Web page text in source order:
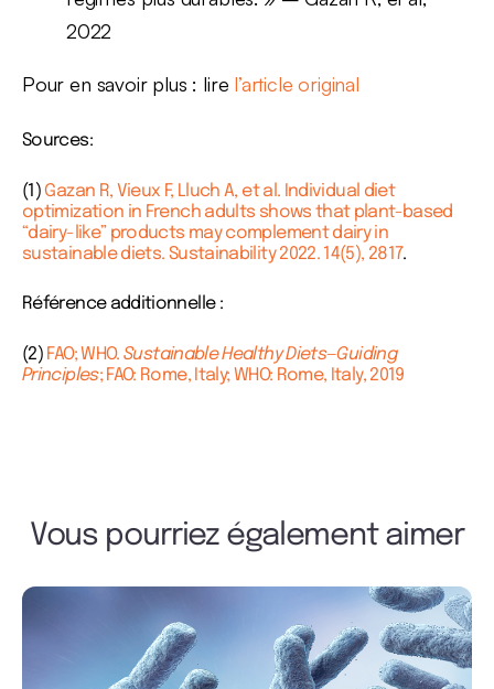
2022
Pour en savoir plus : lire l’article original
Sources:
(1)Gazan R, Vieux F, Lluch A, et al. Individual diet
optimization in French adults shows that plant-based
“dairy-like” products may complement dairy in
sustainable diets. Sustainability 2022. 14(5), 2817.
Référence additionnelle :
(2) FAO; WHO.Sustainable Healthy Diets—Guiding
Principles; FAO: Rome, Italy; WHO: Rome, Italy, 2019
Vous pourriez également aimer